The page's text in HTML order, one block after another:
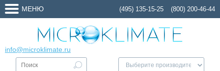
МЕНЮ (495) 135-15-25 (800) 200-46-44
info@microklimate.ru